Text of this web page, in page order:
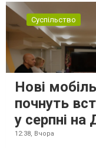
Суспільство
Нові
почнуть
у серпні на
12:38, Вчора